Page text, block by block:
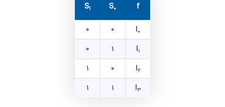
f
S0
S1
I0
0
0
I1
1
0
I2
0
1
I3
1
1